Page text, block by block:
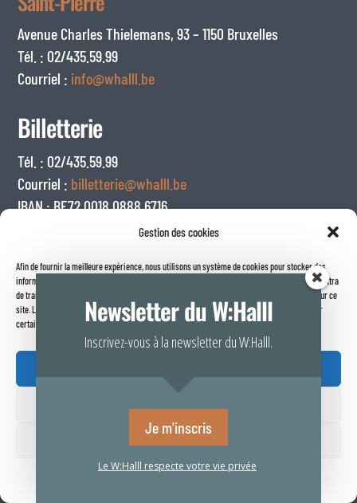
Gestion des cookies
Afin de fournir la meilleure expérience, nous utilisons un système de cookies pour stocker des
informations sur votre navigateur internet. Le fait de consentir à ces technologies nous permettra
de traiter des données telles que le comportement de navigation ou les identifiants uniques sur ce
site. Le fait de ne pas consentir ou de retirer son consentement peut avoir un effet négatif sur
certaines caractéristiques et fonctions.
Avenue Charles Thielemans, 93 – 1150 Bruxelles
Tél. : 02/435.59.99
Courriel : info@whalll.be
Billetterie
Tél. : 02/435.59.99
Courriel : billetterie@whalll.be
IBAN : BE72 0018 0888 6716
Nous contacter
Newsletter du W:Halll
Inscrivez-vous à la newsletter du W:Halll.
Je m'inscris
Le W:Halll respecte votre vie privée.